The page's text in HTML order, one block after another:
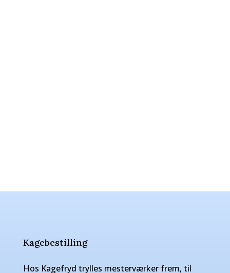
Kagebestilling
Hos Kagefryd trylles mesterværker frem, til